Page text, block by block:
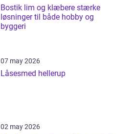
Bostik lim og klæbere stærke
løsninger til både hobby og
byggeri
07 may 2026
Låsesmed hellerup
02 may 2026